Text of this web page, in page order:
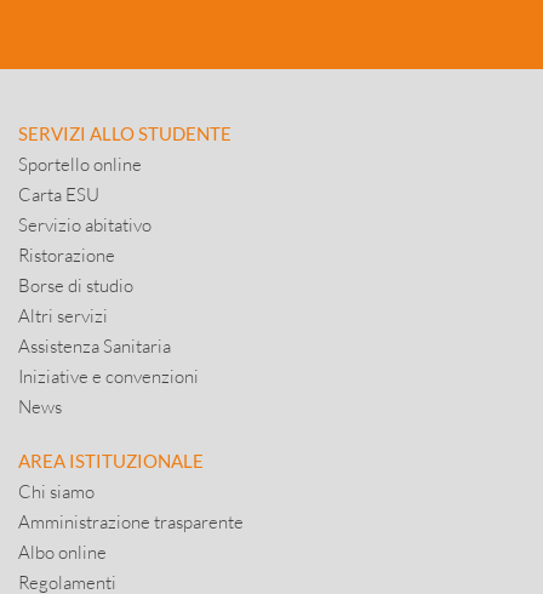
SERVIZI ALLO STUDENTE
Sportello online
Carta ESU
Servizio abitativo
Ristorazione
Borse di studio
Altri servizi
Assistenza Sanitaria
Iniziative e convenzioni
News
AREA ISTITUZIONALE
Chi siamo
Amministrazione trasparente
Albo online
Regolamenti